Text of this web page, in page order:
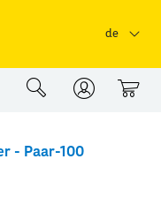
de
0
- Paar-100